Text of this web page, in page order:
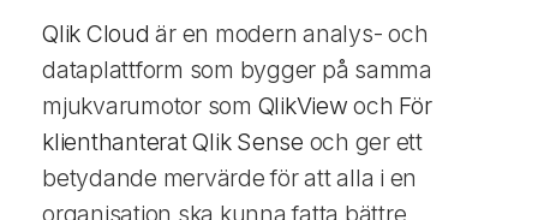
Qlik Cloud är en modern analys- och
dataplattform som bygger på samma
mjukvarumotor som QlikView och För
klienthanterat Qlik Sense och ger ett
betydande mervärde för att alla i en
organisation ska kunna fatta bättre